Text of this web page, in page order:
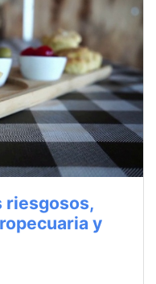
riesgosos,
y